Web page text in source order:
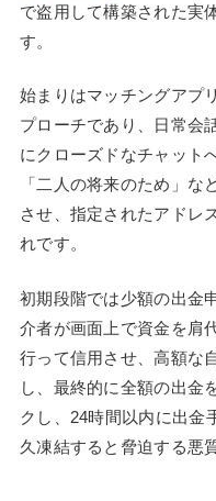
で盗用して構築された実
す。
始まりはマッチングアプ
プローチであり、日常会
にクローズドなチャット
「二人の将来のため」な
させ、指定されたアドレ
れです。
初期段階では少額の出金
介者が画面上で資金を肩
行って信用させ、高額な
し、最終的に全額の出金
クし、24時間以内に出金
久凍結すると脅迫する悪